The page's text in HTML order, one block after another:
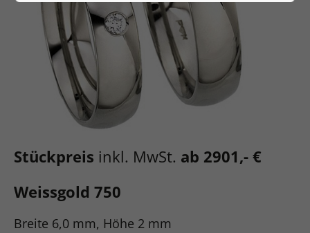
Stückpreis inkl. MwSt. ab 2901,- €
Weissgold 750
Breite 6,0 mm, Höhe 2 mm